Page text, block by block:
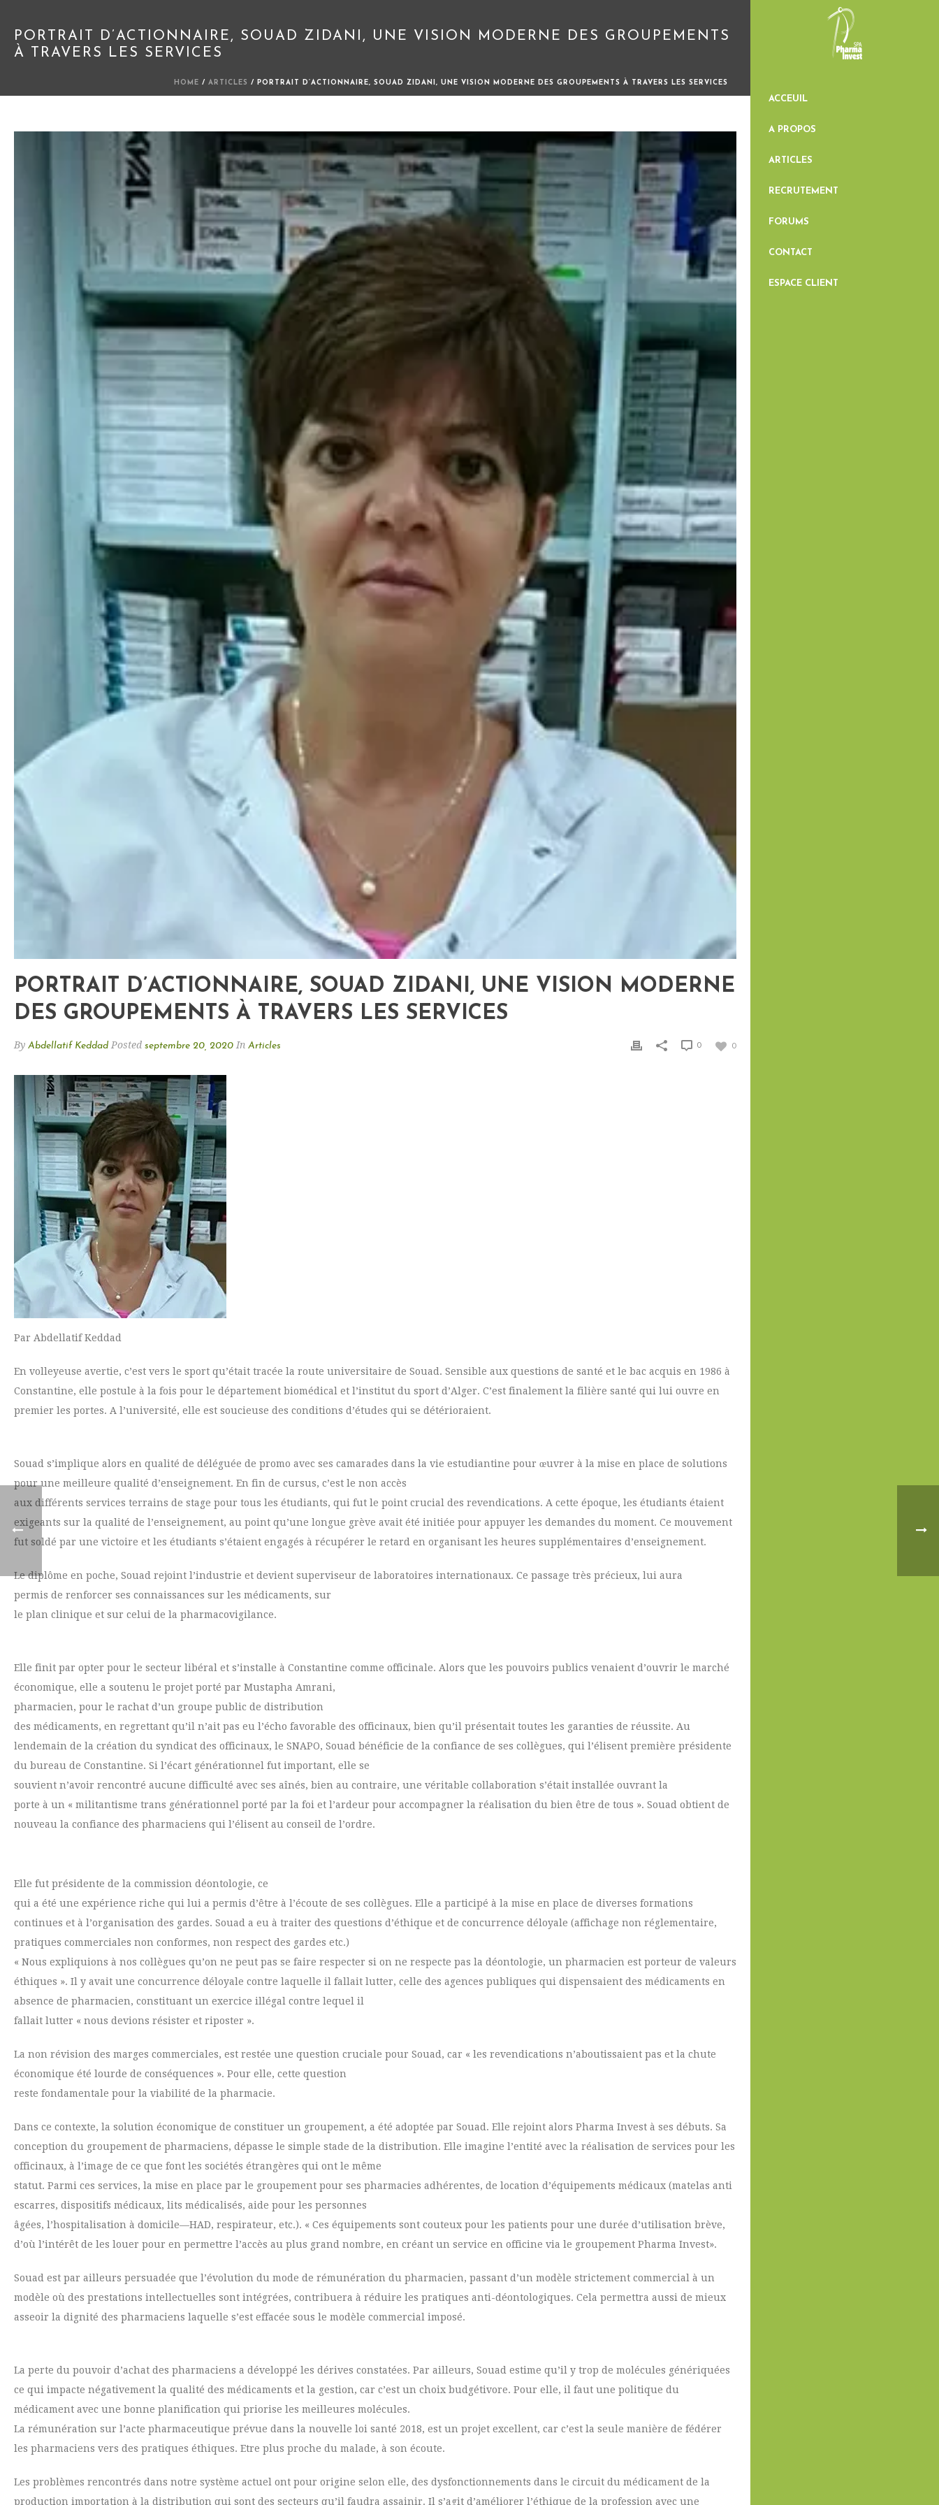
ACCEUIL
A PROPOS
ARTICLES
RECRUTEMENT
FORUMS
CONTACT
ESPACE CLIENT
PORTRAIT D’ACTIONNAIRE, SOUAD ZIDANI, UNE VISION MODERNE DES GROUPEMENTS
À TRAVERS LES SERVICES
HOME / ARTICLES / PORTRAIT D’ACTIONNAIRE, SOUAD ZIDANI, UNE VISION MODERNE DES GROUPEMENTS À TRAVERS LES SERVICES
PORTRAIT D’ACTIONNAIRE, SOUAD ZIDANI, UNE VISION MODERNE
DES GROUPEMENTS À TRAVERS LES SERVICES
By Abdellatif Keddad Posted septembre 20, 2020 In Articles 0
0
Par Abdellatif Keddad
En volleyeuse avertie, c’est vers le sport qu’était tracée la route universitaire de Souad. Sensible aux questions de santé et le bac acquis en 1986 à
Constantine, elle postule à la fois pour le département biomédical et l’institut du sport d’Alger. C’est finalement la filière santé qui lui ouvre en
premier les portes. A l’université, elle est soucieuse des conditions d’études qui se détérioraient.
Souad s’implique alors en qualité de déléguée de promo avec ses camarades dans la vie estudiantine pour œuvrer à la mise en place de solutions
pour une meilleure qualité d’enseignement. En fin de cursus, c’est le non accès
aux différents services terrains de stage pour tous les étudiants, qui fut le point crucial des revendications. A cette époque, les étudiants étaient
exigeants sur la qualité de l’enseignement, au point qu’une longue grève avait été initiée pour appuyer les demandes du moment. Ce mouvement
fut soldé par une victoire et les étudiants s’étaient engagés à récupérer le retard en organisant les heures supplémentaires d’enseignement.
Le diplôme en poche, Souad rejoint l’industrie et devient superviseur de laboratoires internationaux. Ce passage très précieux, lui aura
permis de renforcer ses connaissances sur les médicaments, sur
le plan clinique et sur celui de la pharmacovigilance.
Elle finit par opter pour le secteur libéral et s’installe à Constantine comme officinale. Alors que les pouvoirs publics venaient d’ouvrir le marché
économique, elle a soutenu le projet porté par Mustapha Amrani,
pharmacien, pour le rachat d’un groupe public de distribution
des médicaments, en regrettant qu’il n’ait pas eu l’écho favorable des officinaux, bien qu’il présentait toutes les garanties de réussite. Au
lendemain de la création du syndicat des officinaux, le SNAPO, Souad bénéficie de la confiance de ses collègues, qui l’élisent première présidente
du bureau de Constantine. Si l’écart générationnel fut important, elle se
souvient n’avoir rencontré aucune difficulté avec ses aînés, bien au contraire, une véritable collaboration s’était installée ouvrant la
porte à un « militantisme trans générationnel porté par la foi et l’ardeur pour accompagner la réalisation du bien être de tous ». Souad obtient de
nouveau la confiance des pharmaciens qui l’élisent au conseil de l’ordre.
Elle fut présidente de la commission déontologie, ce
qui a été une expérience riche qui lui a permis d’être à l’écoute de ses collègues. Elle a participé à la mise en place de diverses formations
continues et à l’organisation des gardes. Souad a eu à traiter des questions d’éthique et de concurrence déloyale (affichage non réglementaire,
pratiques commerciales non conformes, non respect des gardes etc.)
« Nous expliquions à nos collègues qu’on ne peut pas se faire respecter si on ne respecte pas la déontologie, un pharmacien est porteur de valeurs
éthiques ». Il y avait une concurrence déloyale contre laquelle il fallait lutter, celle des agences publiques qui dispensaient des médicaments en
absence de pharmacien, constituant un exercice illégal contre lequel il
fallait lutter « nous devions résister et riposter ».
La non révision des marges commerciales, est restée une question cruciale pour Souad, car « les revendications n’aboutissaient pas et la chute
économique été lourde de conséquences ». Pour elle, cette question
reste fondamentale pour la viabilité de la pharmacie.
Dans ce contexte, la solution économique de constituer un groupement, a été adoptée par Souad. Elle rejoint alors Pharma Invest à ses débuts. Sa
conception du groupement de pharmaciens, dépasse le simple stade de la distribution. Elle imagine l’entité avec la réalisation de services pour les
officinaux, à l’image de ce que font les sociétés étrangères qui ont le même
statut. Parmi ces services, la mise en place par le groupement pour ses pharmacies adhérentes, de location d’équipements médicaux (matelas anti
escarres, dispositifs médicaux, lits médicalisés, aide pour les personnes
âgées, l’hospitalisation à domicile—HAD, respirateur, etc.). « Ces équipements sont couteux pour les patients pour une durée d’utilisation brève,
d’où l’intérêt de les louer pour en permettre l’accès au plus grand nombre, en créant un service en officine via le groupement Pharma Invest».
Souad est par ailleurs persuadée que l’évolution du mode de rémunération du pharmacien, passant d’un modèle strictement commercial à un
modèle où des prestations intellectuelles sont intégrées, contribuera à réduire les pratiques anti-déontologiques. Cela permettra aussi de mieux
asseoir la dignité des pharmaciens laquelle s’est effacée sous le modèle commercial imposé.
La perte du pouvoir d’achat des pharmaciens a développé les dérives constatées. Par ailleurs, Souad estime qu’il y trop de molécules génériquées
ce qui impacte négativement la qualité des médicaments et la gestion, car c’est un choix budgétivore. Pour elle, il faut une politique du
médicament avec une bonne planification qui priorise les meilleures molécules.
La rémunération sur l’acte pharmaceutique prévue dans la nouvelle loi santé 2018, est un projet excellent, car c’est la seule manière de fédérer
les pharmaciens vers des pratiques éthiques. Etre plus proche du malade, à son écoute.
Les problèmes rencontrés dans notre système actuel ont pour origine selon elle, des dysfonctionnements dans le circuit du médicament de la
production importation à la distribution qui sont des secteurs qu’il faudra assainir. Il s’agit d’améliorer l’éthique de la profession avec une